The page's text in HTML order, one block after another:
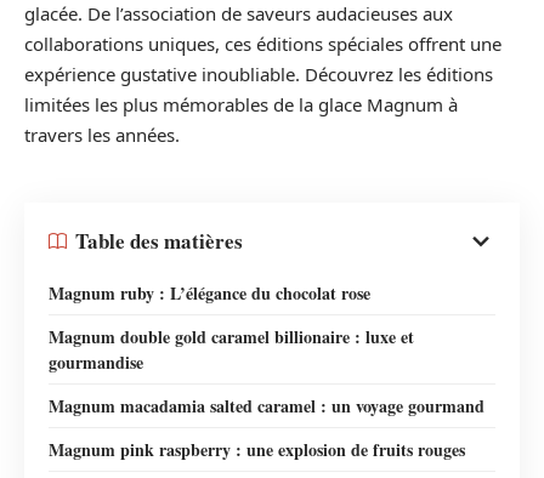
glacée. De l’association de saveurs audacieuses aux
collaborations uniques, ces éditions spéciales offrent une
expérience gustative inoubliable. Découvrez les éditions
limitées les plus mémorables de la glace Magnum à
travers les années.
Table des matières
Magnum ruby : L’élégance du chocolat rose
Magnum double gold caramel billionaire : luxe et
gourmandise
Magnum macadamia salted caramel : un voyage gourmand
Magnum pink raspberry : une explosion de fruits rouges